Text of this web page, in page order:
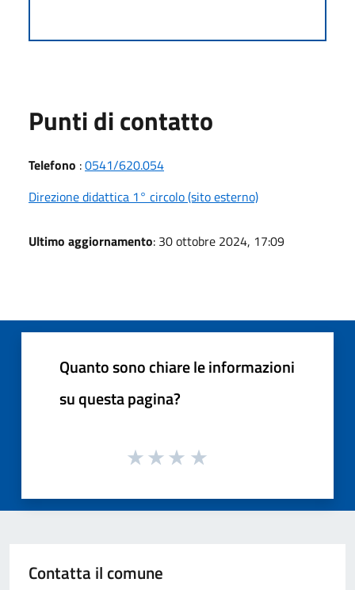
Punti di contatto
Telefono :0541/620.054
Direzione didattica 1° circolo (sito esterno)
Ultimo aggiornamento: 30 ottobre 2024, 17:09
Quanto sono chiare le informazioni
su questa pagina?
Contatta il comune